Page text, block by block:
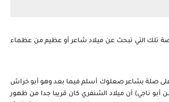
تلك التي تبحث عن ميلاد شاعر أو عظيم من عظماء
على صلة بشاعر صعلوك أسلم فيما بعد وهو أبو خراش
ناجي) أن ميلاد الشنفري كان قريبا جدا من ظهور